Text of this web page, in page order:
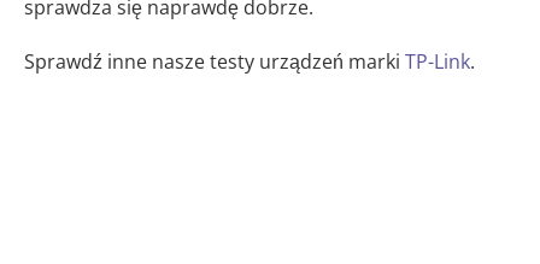
sprawdza się naprawdę dobrze.
Sprawdź inne nasze testy urządzeń marki TP-Link.